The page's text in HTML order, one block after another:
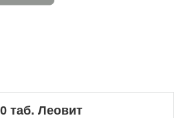
таб. Леовит